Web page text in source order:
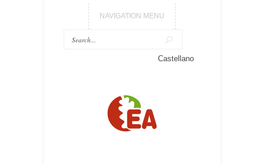
NAVIGATION MENU
Castellano